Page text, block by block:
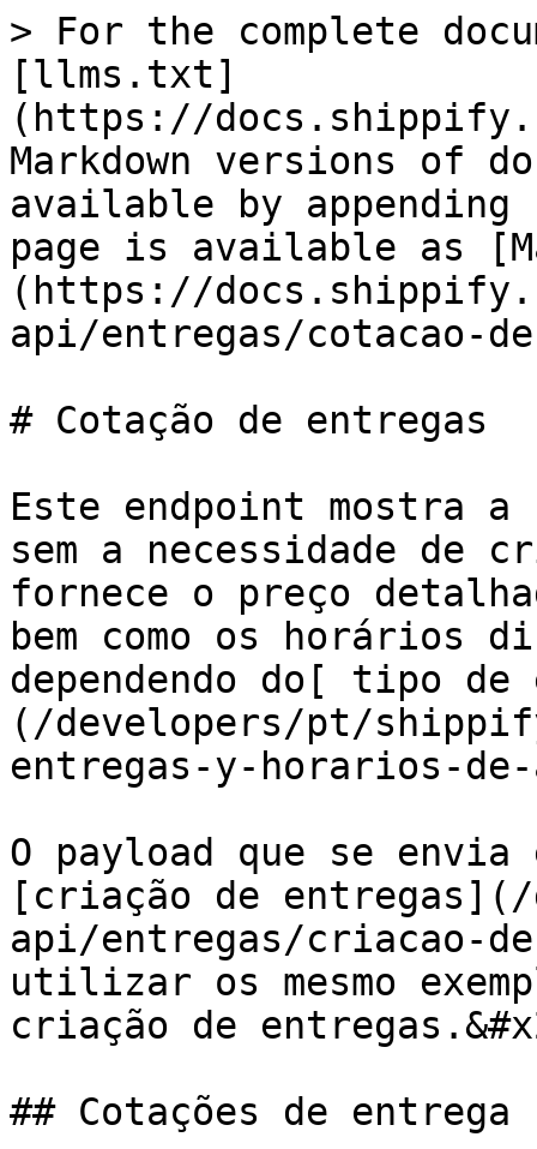
> For the complete
[llms.txt]
(https://
Markdown versions of
available by
page is available as
(https://
api/entregas/cotacao-
# Cotação de entregas
Este endpoint mostra a
sem a necessidade de
fornece o preço
bem como os horários
dependendo do[ tipo de
(/developers/pt/
entregas-y-horarios-de-
O payload que se envia
[criação de
api/entregas/criacao-
utilizar os mesmo
criação de
## Cotações de entrega